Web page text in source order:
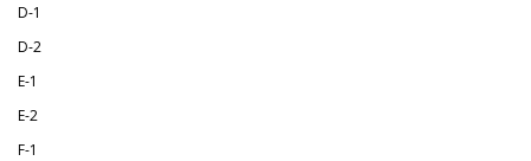
D-1
D-2
E-1
E-2
F-1